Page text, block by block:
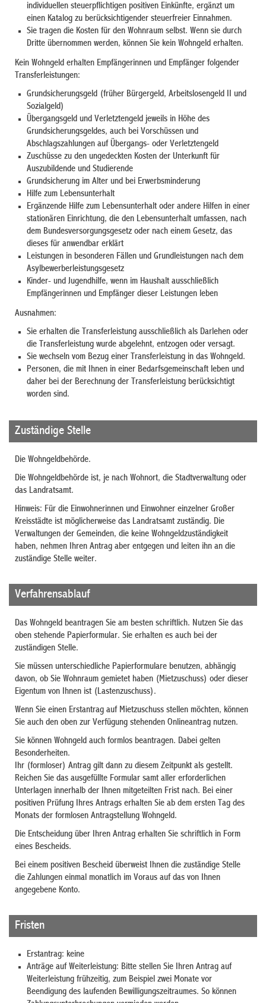
individuellen steuerpflichtigen positiven Einkünfte, ergänzt um
einen Katalog zu berücksichtigender steuerfreier Einnahmen.
Sie tragen die Kosten für den Wohnraum selbst. Wenn sie durch
Dritte übernommen werden, können Sie kein Wohngeld erhalten.
Kein Wohngeld erhalten Empfängerinnen und Empfänger folgender
Transferleistungen:
Grundsicherungsgeld (früher Bürgergeld, Arbeitslosengeld II und
Sozialgeld)
Übergangsgeld und Verletztengeld jeweils in Höhe des
Grundsicherungsgeldes, auch bei Vorschüssen und
Abschlagszahlungen auf Übergangs- oder Verletztengeld
Zuschüsse zu den ungedeckten Kosten der Unterkunft für
Auszubildende und Studierende
Grundsicherung im Alter und bei Erwerbsminderung
Hilfe zum Lebensunterhalt
Ergänzende Hilfe zum Lebensunterhalt oder andere Hilfen in einer
stationären Einrichtung, die den Lebensunterhalt umfassen, nach
dem Bundesversorgungsgesetz oder nach einem Gesetz, das
dieses für anwendbar erklärt
Leistungen in besonderen Fällen und Grundleistungen nach dem
Asylbewerberleistungsgesetz
Kinder- und Jugendhilfe, wenn im Haushalt ausschließlich
Empfängerinnen und Empfänger dieser Leistungen leben
Ausnahmen:
Sie erhalten die Transferleistung ausschließlich als Darlehen oder
die Transferleistung wurde abgelehnt, entzogen oder versagt.
Sie wechseln vom Bezug einer Transferleistung in das Wohngeld.
Personen, die mit Ihnen in einer Bedarfsgemeinschaft leben und
daher bei der Berechnung der Transferleistung berücksichtigt
worden sind.
Zuständige Stelle
Die Wohngeldbehörde.
Die Wohngeldbehörde ist, je nach Wohnort, die Stadtverwaltung oder
das Landratsamt.
Hinweis: Für die Einwohnerinnen und Einwohner einzelner Großer
Kreisstädte ist möglicherweise das Landratsamt zuständig. Die
Verwaltungen der Gemeinden, die keine Wohngeldzuständigkeit
haben, nehmen Ihren Antrag aber entgegen und leiten ihn an die
zuständige Stelle weiter.
Verfahrensablauf
Das Wohngeld beantragen Sie am besten schriftlich. Nutzen Sie das
oben stehende Papierformular. Sie erhalten es auch bei der
zuständigen Stelle.
Sie müssen unterschiedliche Papierformulare benutzen, abhängig
davon, ob Sie Wohnraum gemietet haben (Mietzuschuss) oder dieser
Eigentum von Ihnen ist (Lastenzuschuss).
Wenn Sie einen Erstantrag auf Mietzuschuss stellen möchten, können
Sie auch den oben zur Verfügung stehenden Onlineantrag nutzen.
Sie können Wohngeld auch formlos beantragen. Dabei gelten
Besonderheiten.
Ihr (formloser) Antrag gilt dann zu diesem Zeitpunkt als gestellt.
Reichen Sie das ausgefüllte Formular samt aller erforderlichen
Unterlagen innerhalb der Ihnen mitgeteilten Frist nach. Bei einer
positiven Prüfung Ihres Antrags erhalten Sie ab dem ersten Tag des
Monats der formlosen Antragstellung Wohngeld.
Die Entscheidung über Ihren Antrag erhalten Sie schriftlich in Form
eines Bescheids.
Bei einem positiven Bescheid überweist Ihnen die zuständige Stelle
die Zahlungen einmal monatlich im Voraus auf das von Ihnen
angegebene Konto.
Fristen
Erstantrag: keine
Anträge auf Weiterleistung: Bitte stellen Sie Ihren Antrag auf
Weiterleistung frühzeitig, zum Beispiel zwei Monate vor
Beendigung des laufenden Bewilligungszeitraumes. So können